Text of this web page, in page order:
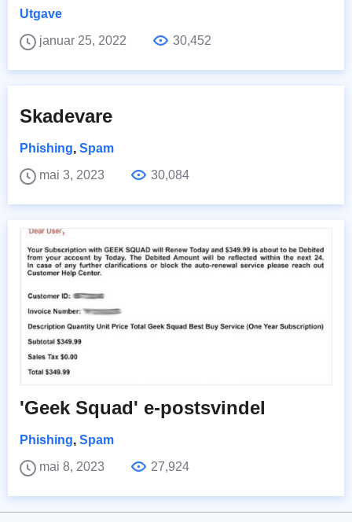
Utgave
januar 25, 2022
30,452
Skadevare
Phishing, Spam
mai 3, 2023
30,084
'Geek Squad' e-postsvindel
Phishing, Spam
mai 8, 2023
27,924